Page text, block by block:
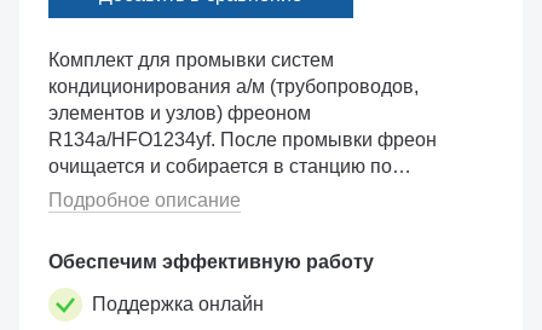
Комплект для промывки систем
кондиционирования а/м (трубопроводов,
элементов и узлов) фреоном
R134a/HFO1234yf. После промывки фреон
очищается и собирается в станцию по
заправке автомобильных кондиционеров.
Подходит для всех автоматических установок
Подробное описание
Обеспечим эффективную работу
Поддержка онлайн